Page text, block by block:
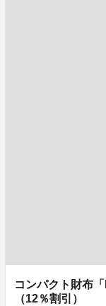
コンパクト財布
（12％割引）